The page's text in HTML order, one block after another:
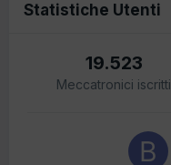
Statistiche Utenti
19.523
Meccatronici iscritti